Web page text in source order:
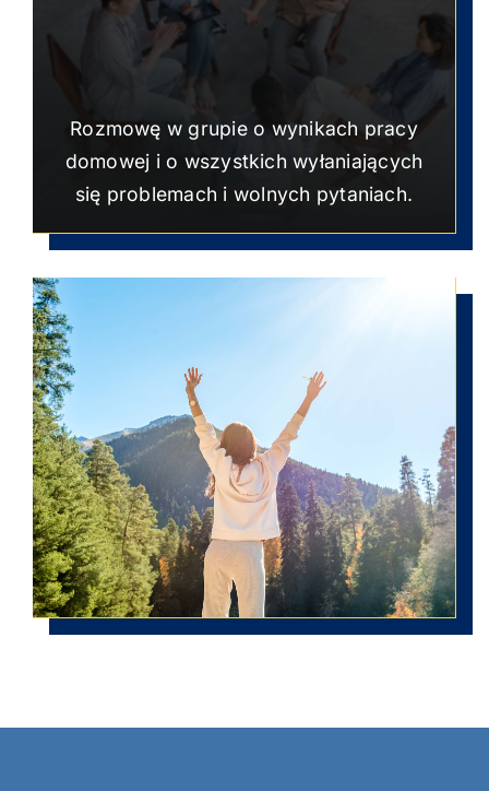
Rozmowę w grupie o wynikach pracy
domowej i o wszystkich wyłaniających
się problemach i wolnych pytaniach.